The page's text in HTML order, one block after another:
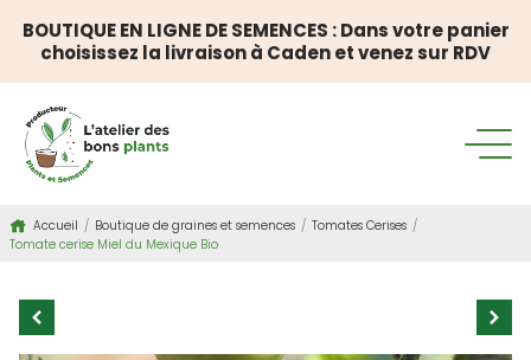
BOUTIQUE EN LIGNE DE SEMENCES : Dans votre panier
choisissez la livraison à Caden et venez sur RDV
Accueil / Boutique de graines et semences / Tomates Cerises /
Tomate cerise Miel du Mexique Bio